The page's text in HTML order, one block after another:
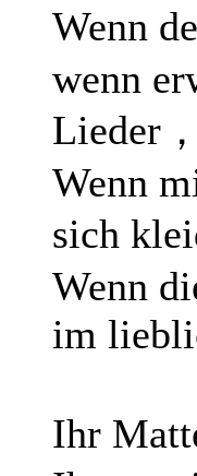
Wenn
wenn
Lieder，
Wenn
sich
Wenn
im
Ihr